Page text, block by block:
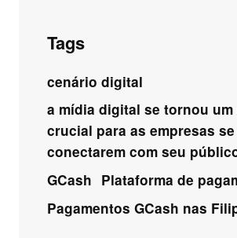
Tags
cenário digital
a mídia digital se tornou um
crucial para as empresas se
conectarem com seu
GCash Plataforma de
Pagamentos GCash nas